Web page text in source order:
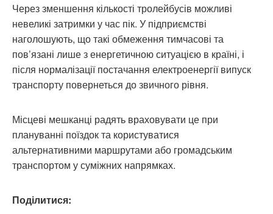
Через зменшення кількості тролейбусів можливі
невеликі затримки у час пік. У підприємстві
наголошують, що такі обмеження тимчасові та
пов’язані лише з енергетичною ситуацією в країні, і
після нормалізації постачання електроенергії випуск
транспорту повернеться до звичного рівня.
Місцеві мешканці радять враховувати це при
плануванні поїздок та користуватися
альтернативними маршрутами або громадським
транспортом у суміжних напрямках.
Поділитися: